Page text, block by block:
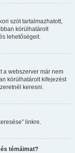
szót tartalmazhatott,
körülhatárolt
lehetőségeit.
a webszerver már nem
körülhatárolt kifejezést
keresni.
linkre.
témáimat?